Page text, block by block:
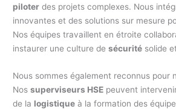
piloter des projets complexes. Nous
innovantes et des solutions sur mesure
Nos équipes travaillent en étroite
instaurer une culture desécurité solide
Nous sommes également reconnus pour
Nossuperviseurs HSE peuvent
de la logistique à la formation des